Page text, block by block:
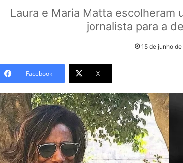
Laura e Maria Matta escolheram
jornalista para a
15 de junho
Facebook X